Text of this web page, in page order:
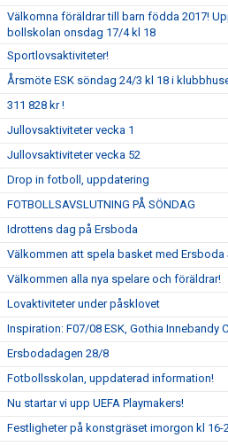
Välkomna föräldrar till barn födda 2017!
bollskolan onsdag 17/4 kl 18
Sportlovsaktiviteter!
Årsmöte ESK söndag 24/3 kl 18 i
311 828 kr !
Jullovsaktiviteter vecka 1
Jullovsaktiviteter vecka 52
Drop in fotboll, uppdatering
FOTBOLLSAVSLUTNING PÅ SÖNDAG
Idrottens dag på Ersboda
Välkommen att spela basket med
Välkommen alla nya spelare och föräldrar!
Lovaktiviteter under påsklovet
Inspiration: F07/08 ESK, Gothia Innebandy
Ersbodadagen 28/8
Fotbollsskolan, uppdaterad information!
Nu startar vi upp UEFA Playmakers!
Festligheter på konstgräset imorgon kl 16-